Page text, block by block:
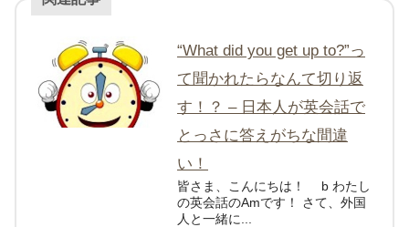
“What did you get up to?”っ
て聞かれたらなんて切り返
す！？ – 日本人が英会話で
とっさに答えがちな間違
い！
皆さま、こんにちは！ b わたし
の英会話のAmです！ さて、外国
人と一緒に...